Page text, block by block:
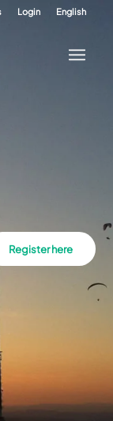
Login English
Register here